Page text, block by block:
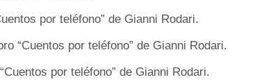
por teléfono” de Gianni Rodari.
“Cuentos por teléfono” de Gianni Rodari.
por teléfono” de Gianni Rodari.